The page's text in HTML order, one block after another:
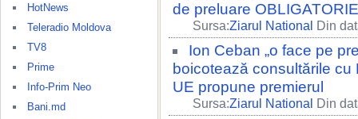
HotNews
Teleradio Moldova
TV8
Prime
Info-Prim Neo
Bani.md
de preluare
Sursa:Ziarul National Din
Ion Ceban „o face pe
boicotează consultările
UE propune premierul
Sursa:Ziarul National Din